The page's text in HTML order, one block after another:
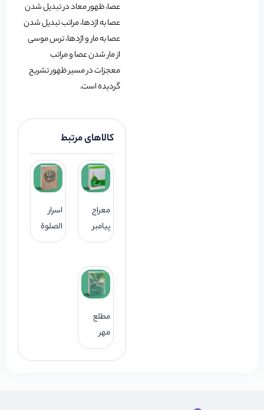
عصا، ظهور معاد در تبدیل شدن
عصا به اژدها، مراتب تبدیل شدن
عصا به مار و اژدها، ترس موسی
از مار شدن عصا و مراتب
معجزات در مسیر ظهور تشریح
گردیده است.
کالاهای مرتبط
معراج
پیامبر
اسرار
الصلوة
مطلع
مهر